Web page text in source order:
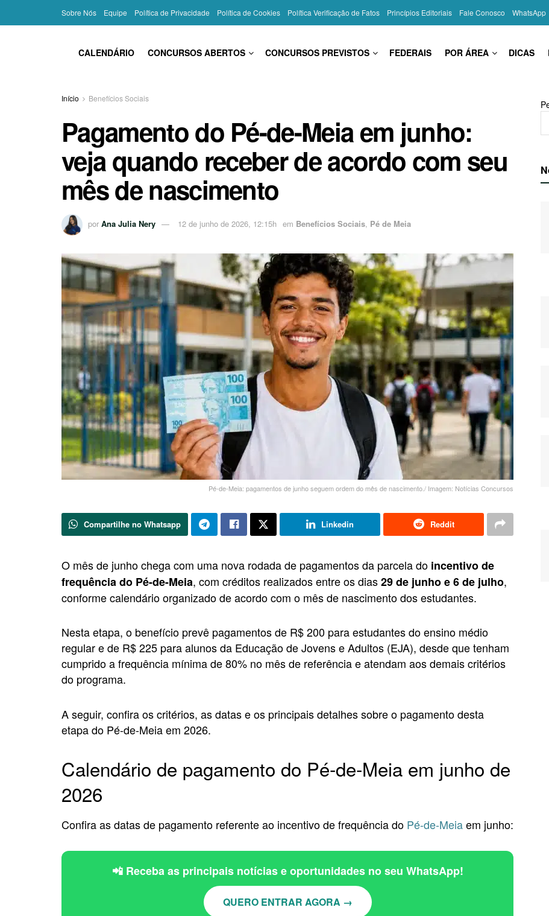
Sobre Nós Equipe Política de Privacidade Política de Cookies Política Verificação de Fatos Princípios Editoriais Fale Conosco WhatsApp
CALENDÁRIO CONCURSOS ABERTOS CONCURSOS PREVISTOS FEDERAIS POR ÁREA DICAS
Início Benefícios Sociais
Pagamento do Pé-de-Meia em junho:
veja quando receber de acordo com seu
mês de nascimento
por Ana Julia Nery 12 de junho de 2026, 12:15h em Benefícios Sociais, Pé de Meia
Pé-de-Meia: pagamentos de junho seguem ordem do mês de nascimento./ Imagem: Notícias Concursos
Compartilhe no Whatsapp Linkedin Reddit
O mês de junho chega com uma nova rodada de pagamentos da parcela do incentivo de
frequência do Pé-de-Meia, com créditos realizados entre os dias29 de junho e 6 de julho,
conforme calendário organizado de acordo com o mês de nascimento dos estudantes.
Nesta etapa, o benefício prevê pagamentos de R$ 200 para estudantes do ensino médio
regular e de R$ 225 para alunos da Educação de Jovens e Adultos (EJA), desde que tenham
cumprido a frequência mínima de 80% no mês de referência e atendam aos demais critérios
do programa.
A seguir, confira os critérios, as datas e os principais detalhes sobre o pagamento desta
etapa do Pé-de-Meia em 2026.
Calendário de pagamento do Pé-de-Meia em junho de
2026
Confira as datas de pagamento referente ao incentivo de frequência do Pé-de-Meiaem junho:
📲 Receba as principais notícias e oportunidades no seu WhatsApp!
QUERO ENTRAR AGORA →